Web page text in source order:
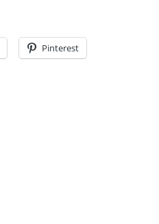
Pinterest